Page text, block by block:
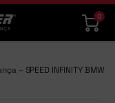
0
– SPEED INFINITY BMW